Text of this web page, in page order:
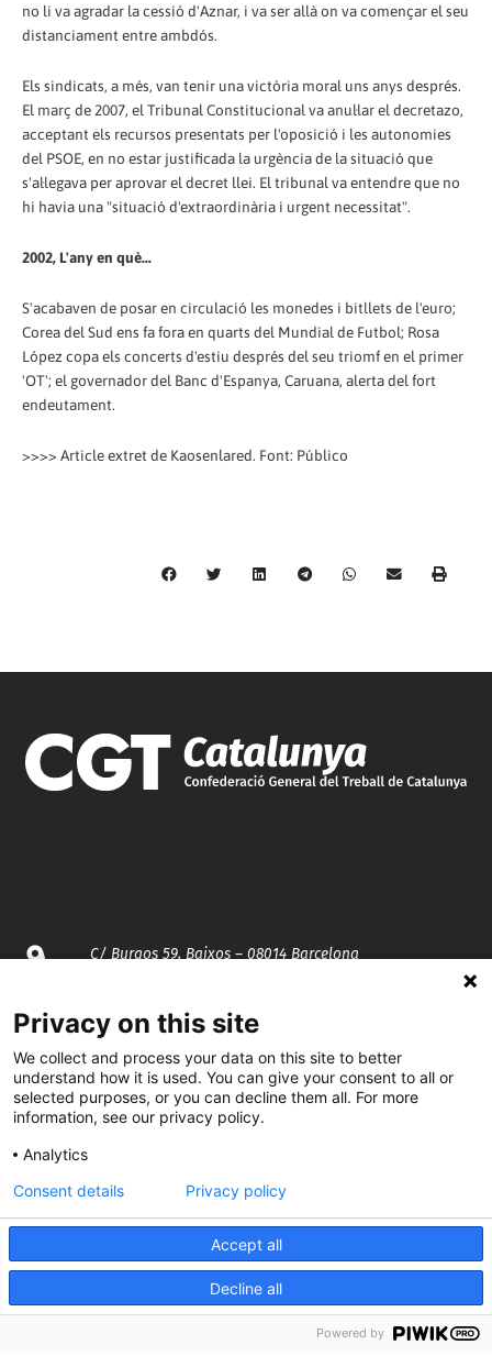
no li va agradar la cessió d'Aznar, i va ser allà on va començar el seu
distanciament entre ambdós.
Els sindicats, a més, van tenir una victòria moral uns anys després.
El març de 2007, el Tribunal Constitucional va anul·lar el decretazo,
acceptant els recursos presentats per l'oposició i les autonomies
del PSOE, en no estar justificada la urgència de la situació que
s'al·legava per aprovar el decret llei. El tribunal va entendre que no
hi havia una "situació d'extraordinària i urgent necessitat".
2002, L'any en què...
S'acabaven de posar en circulació les monedes i bitllets de l'euro;
Corea del Sud ens fa fora en quarts del Mundial de Futbol; Rosa
López copa els concerts d'estiu després del seu triomf en el primer
'OT'; el governador del Banc d'Espanya, Caruana, alerta del fort
endeutament.
>>>> Article extret de Kaosenlared. Font: Público
C/ Burgos 59, Baixos – 08014 Barcelona
spcgtcatalunya.cat
935 120 481
@CGTCatalunya
CGTCatalunya
cgtcatalunya
Privacy on this site
We collect and process your data on this site to better
understand how it is used. You can give your consent to all or
selected purposes, or you can decline them all. For more
information, see our privacy policy.
Analytics
Accept all
Decline all
Consent details Privacy policy
Powered by